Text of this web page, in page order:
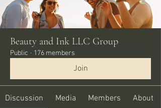
Beauty and Ink LLC Group
Public · 176 members
Join
Discussion Media Members About